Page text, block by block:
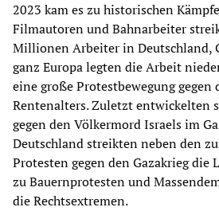
2023 kam es zu historischen
Filmautoren und Bahnarbeiter
Millionen Arbeiter in Deutschland,
ganz Europa legten die Arbeit
eine große Protestbewegung gegen
Rentenalters. Zuletzt entwickelten
gegen den Völkermord Israels im
Deutschland streikten neben den
Protesten gegen den Gazakrieg die
zu Bauernprotesten und
die Rechtsextremen.